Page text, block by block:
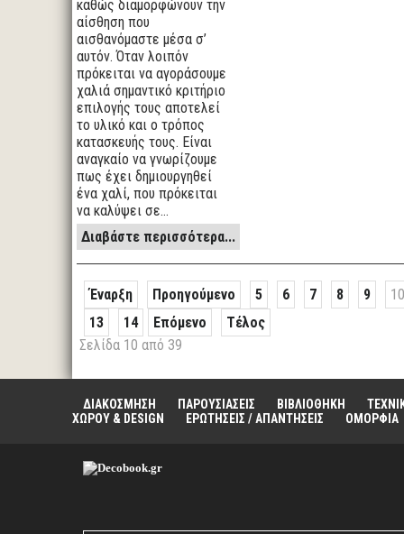
καθώς διαμορφώνουν την
αίσθηση που
αισθανόμαστε μέσα σ’
αυτόν. Όταν λοιπόν
πρόκειται να αγοράσουμε
χαλιά σημαντικό κριτήριο
επιλογής τους αποτελεί
το υλικό και ο τρόπος
κατασκευής τους. Είναι
αναγκαίο να γνωρίζουμε
πως έχει δημιουργηθεί
ένα χαλί, που πρόκειται
να καλύψει σε…
Διαβάστε περισσότερα...
Έναρξη Προηγούμενο 5 6 7 8 9
10
13
14 Επόμενο
Τέλος
Σελίδα 10 από 39
ΔΙΑΚΟΣΜΗΣΗ ΠΑΡΟΥΣΙΑΣΕΙΣ ΒΙΒΛΙΟΘΗΚΗ
ΧΩΡΟΥ & DESIGN
ΕΡΩΤΗΣΕΙΣ / ΑΠΑΝΤΗΣΕΙΣ ΟΜΟΡΦΙΑ